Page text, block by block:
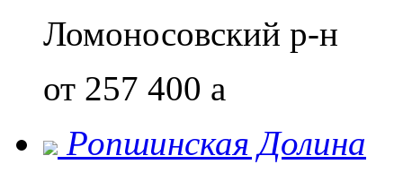
Ломоносовский р-н
от 257 400 a
Ропшинская Долина